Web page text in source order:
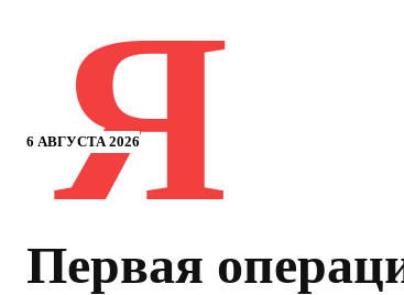
6 АВГУСТА 2026
Я
Первая